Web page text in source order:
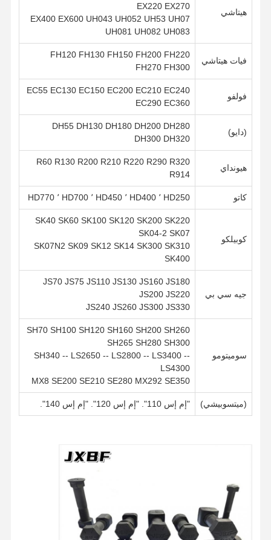
هيتاشي
EX220 EX270
EX400 EX600 UH043 UH052 UH53 UH07
UH081 UH082 UH083
فيات هيتاشي
FH120 FH130 FH150 FH200 FH220
FH270 FH300
فولفو
EC55 EC130 EC150 EC200 EC210 EC240
EC290 EC360
(دايو)
DH55 DH130 DH180 DH200 DH280
DH300 DH320
هيونداي
R60 R130 R200 R210 R220 R290 R320
R914
كاتو HD250 ٬ HD400 ٬ HD450 ٬ HD700 ٬ HD770
كوبيلكو
SK40 SK60 SK100 SK120 SK200 SK220
SK04-2 SK07
SK07N2 SK09 SK12 SK14 SK300 SK310
SK400
جيه سي بي
JS70 JS75 JS110 JS130 JS160 JS180
JS200 JS220
JS240 JS260 JS300 JS330
سوميتومو
SH70 SH100 SH120 SH160 SH200 SH260
SH265 SH280 SH300
SH340 -- LS2650 -- LS2800 -- LS3400 --
LS4300
MX8 SE200 SE210 SE280 MX292 SE350
(ميتسوبيشي) "إم إس 110". "إم إس 120". "إم إس 140".